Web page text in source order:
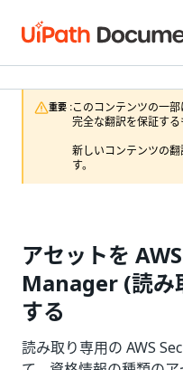
重要 :このコンテンツの一
完全な翻訳を保証する
新しいコンテンツの
す。
アセットを
Manager (読み
する
読み取り専用の AWS